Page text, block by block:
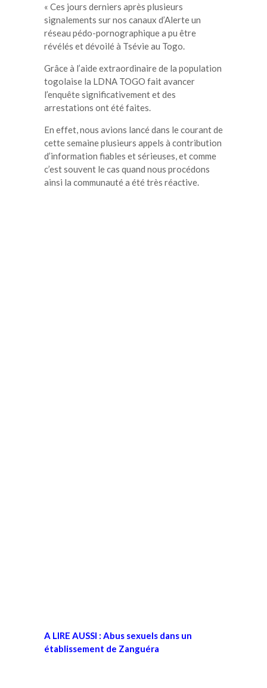
« Ces jours derniers après plusieurs
signalements sur nos canaux d’Alerte un
réseau pédo-pornographique a pu être
révélés et dévoilé à Tsévie au Togo.
Grâce à l’aide extraordinaire de la population
togolaise la LDNA TOGO fait avancer
l’enquête significativement et des
arrestations ont été faites.
En effet, nous avions lancé dans le courant de
cette semaine plusieurs appels à contribution
d’information fiables et sérieuses, et comme
c’est souvent le cas quand nous procédons
ainsi la communauté a été très réactive.
A LIRE AUSSI : Abus sexuels dans un
établissement de Zanguéra